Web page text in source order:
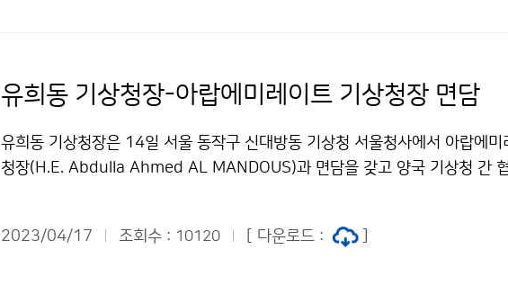
유희동 기상청장-아랍에미레이트 기상청장 면담
유희동 기상청장은 14일 서울 동작구 신대방동 기상청 서울청사에서 아랍에미
청장(H.E. Abdulla Ahmed AL MANDOUS)과 면담을 갖고 양국 기상청 간
2023/04/17 조회수 : 10120 [ 다운로드 :